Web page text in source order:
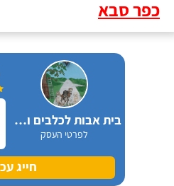
כפר סבא
בית אבות לכלבים ופנסיון חתולים
לפרטי העסק
חייג